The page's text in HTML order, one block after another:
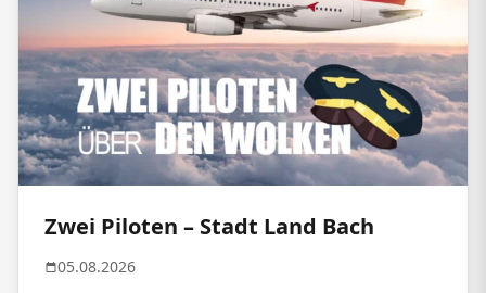
Zwei Piloten – Stadt Land Bach
05.08.2026